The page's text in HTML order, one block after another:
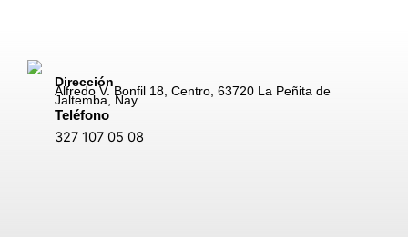
Dirección
Alfredo V. Bonfil 18, Centro, 63720 La Peñita de
Jaltemba, Nay.
Teléfono
327 107 05 08